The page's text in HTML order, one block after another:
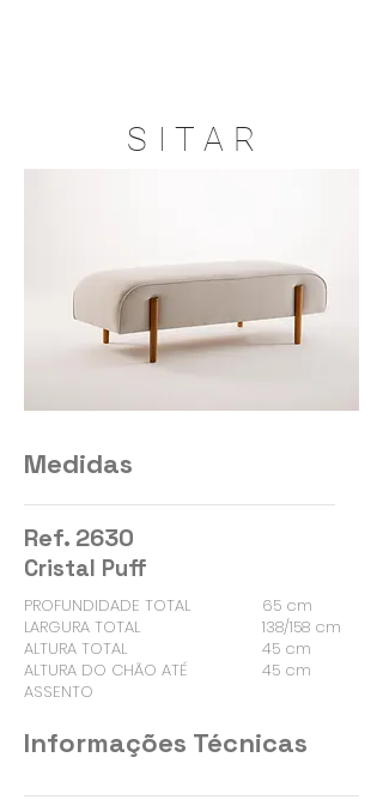
S I T A R
Medidas
Ref. 2630
Cristal Puff
PROFUNDIDADE TOTAL
LARGURA TOTAL
ALTURA TOTAL
ALTURA DO CHÃO ATÉ
ASSENTO
65 cm
138/158 cm
45 cm
45 cm
Informações Técnicas